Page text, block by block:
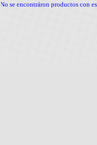
No se encontráron productos con